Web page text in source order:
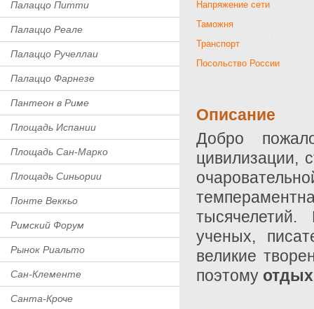
Палаццо Питти
Палаццо Реале
Палаццо Ручеллаи
Палаццо Фарнезе
Пантеон в Риме
Площадь Испании
Площадь Сан-Марко
Площадь Синьории
Понте Веккьо
Римский Форум
Рынок Риальто
Сан-Клементе
Санта-Кроче
Напряжение сети
Таможня
Транспорт
Посольство России
Описание
Добро
цивилизации,
ученых,
великие
поэтому